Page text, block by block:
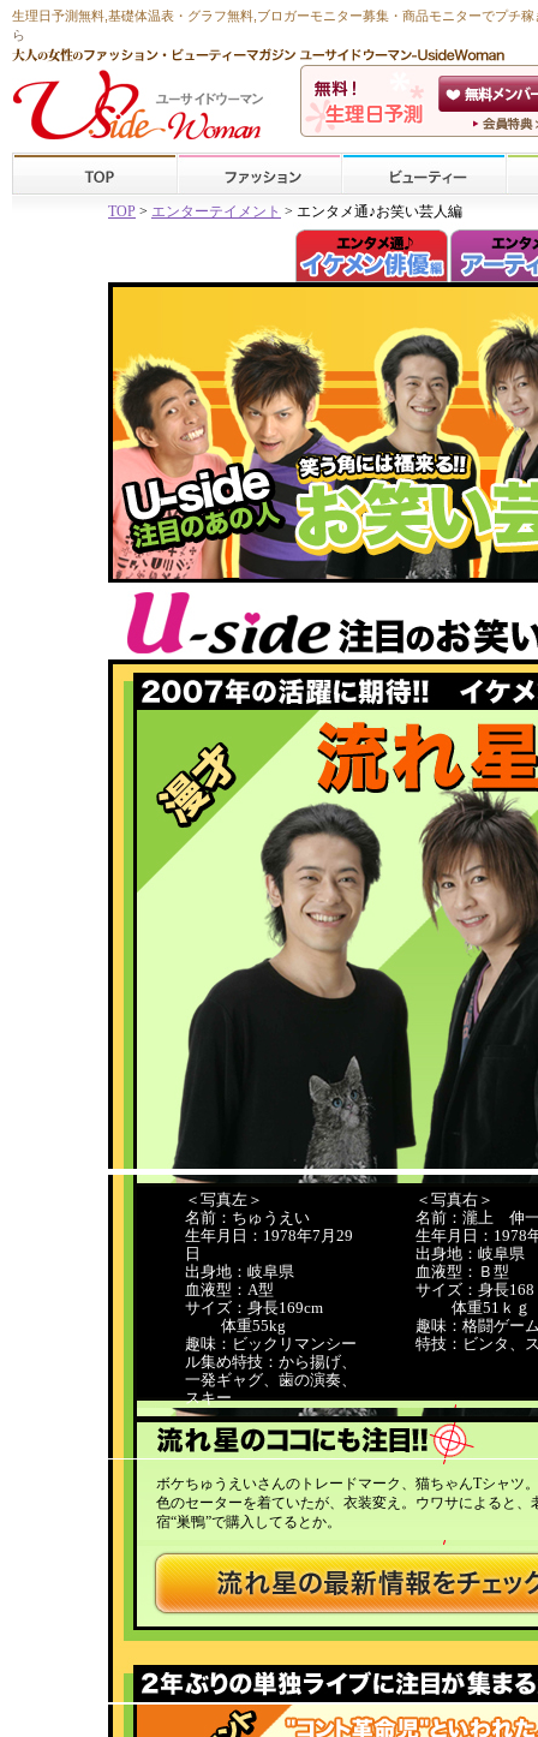
生理日予測無料 基礎体温表・グラフ無料 ,ブロガーモニター募集・商品モニターでプチ稼
ら
TOP > エンターテイメント > エンタメ通♪お笑い芸人編
＜写真左＞
名前：ちゅうえい
生年月日：1978年7月29
日
出身地：岐阜県
血液型：A型
サイズ：身長169cm
体重55kg
趣味：ビックリマンシー
ル集め特技：から揚げ、
一発ギャグ、歯の演奏、
スキー
＜写真右＞
名前：瀧上 伸
生年月日：1978
出身地：岐阜県
血液型：Ｂ型
サイズ：身長
体重51ｋｇ
趣味：格闘ゲー
特技：ビンタ、
ボケちゅうえいさんのトレードマーク、猫ちゃんTシャツ
色のセーターを着ていたが、衣装変え。ウワサによると、
宿“巣鴨”で購入してるとか。